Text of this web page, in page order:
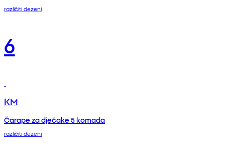
različiti dezeni
6
KM
Čarape za dječake 5 komada
različiti dezeni